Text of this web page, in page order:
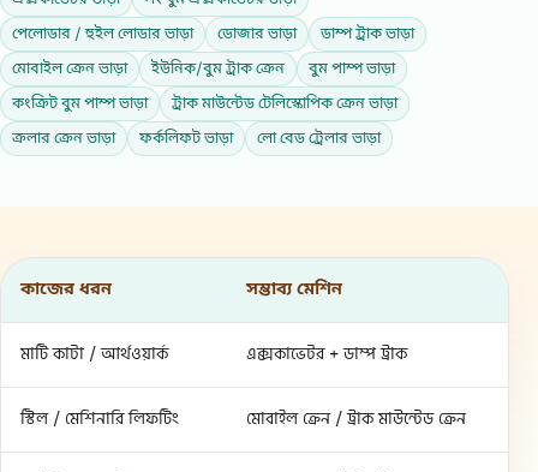
পেলোডার / হুইল লোডার ভাড়া
ডোজার ভাড়া
ডাম্প ট্রাক ভাড়া
মোবাইল ক্রেন ভাড়া
ইউনিক/বুম ট্রাক ক্রেন
বুম পাম্প ভাড়া
কংক্রিট বুম পাম্প ভাড়া
ট্রাক মাউন্টেড টেলিস্কোপিক ক্রেন ভাড়া
ক্রলার ক্রেন ভাড়া
ফর্কলিফট ভাড়া লো বেড ট্রেলার ভাড়া
কাজের ধরন সম্ভাব্য মেশিন
মাটি কাটা / আর্থওয়ার্ক এক্সকাভেটর + ডাম্প ট্রাক
স্টিল / মেশিনারি লিফটিং মোবাইল ক্রেন / ট্রাক মাউন্টেড ক্রেন